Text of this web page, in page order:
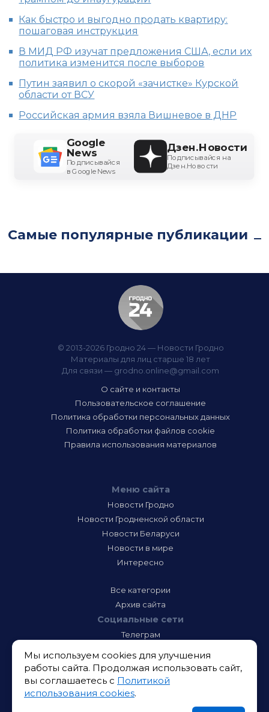
Как быстро и выгодно продать квартиру:
пошаговая инструкция
В МИД РФ изучат предложения США, если их
политика изменится после выборов
Путин заявил о скорой «зачистке» Курской
области от ВСУ
Российская армия взяла Вишневое в ДНР
Google
News
Подписывайся
в Google News
Дзен.Новости
Подписывайся на
Дзен.Новости
Самые популярные публикации
© 2013-2026 Гродно 24 — Новости Гродно
Материалы для лиц старше 18 лет
Для связи — grodno.online@gmail.com
О сайте и контакты
Пользовательское соглашение
Политика обработки персональных данных
Политика обработки файлов cookie
Правила использования материалов
Меню сайта
Новости Гродно
Новости Гродненской области
Новости Беларуси
Новости в мире
Интересно
Все категории
Архив сайта
Социальные сети
Телеграм
Инстаграм
Тик-Ток
Одноклассники
ВК
Мы используем cookies для улучшения
работы сайта. Продолжая использовать сайт,
вы соглашаетесь с Политикой
использования cookies.